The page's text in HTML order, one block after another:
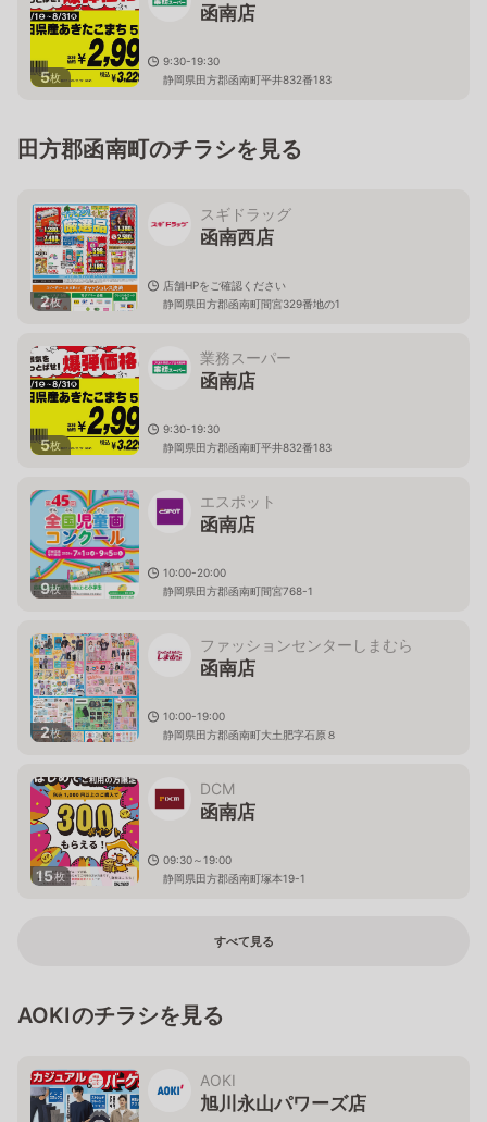
5枚
函南店
9:30-19:30
静岡県田方郡函南町平井832番183
田方郡函南町のチラシを見る
2枚
スギドラッグ
函南西店
店舗HPをご確認ください
静岡県田方郡函南町間宮329番地の1
5枚
業務スーパー
函南店
9:30-19:30
静岡県田方郡函南町平井832番183
9枚
エスポット
函南店
10:00-20:00
静岡県田方郡函南町間宮768-1
2枚
ファッションセンターしまむら
函南店
10:00-19:00
静岡県田方郡函南町大土肥字石原８
15枚
DCM
函南店
09:30～19:00
静岡県田方郡函南町塚本19-1
すべて見る
AOKIのチラシを見る
AOKI
旭川永山パワーズ店